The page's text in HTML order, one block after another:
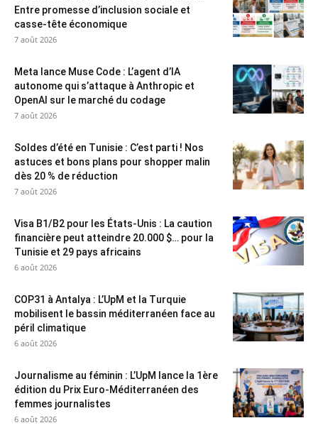
Entre promesse d’inclusion sociale et
casse-tête économique
7 août 2026
Meta lance Muse Code : L’agent d’IA
autonome qui s’attaque à Anthropic et
OpenAI sur le marché du codage
7 août 2026
Soldes d’été en Tunisie : C’est parti ! Nos
astuces et bons plans pour shopper malin
dès 20 % de réduction
7 août 2026
Visa B1/B2 pour les États-Unis : La caution
financière peut atteindre 20.000 $… pour la
Tunisie et 29 pays africains
6 août 2026
COP31 à Antalya : L’UpM et la Turquie
mobilisent le bassin méditerranéen face au
péril climatique
6 août 2026
Journalisme au féminin : L’UpM lance la 1ère
édition du Prix Euro-Méditerranéen des
femmes journalistes
6 août 2026